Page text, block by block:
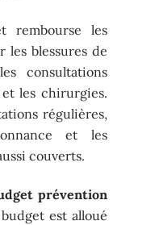
rembourse les
les blessures de
consultations
et les chirurgies.
régulières,
et les
couverts.
prévention
est alloué